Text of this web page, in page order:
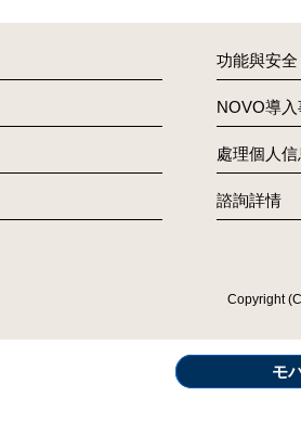
功能與安全
NOVO導
處理個人信
諮詢詳情
Copyright
モ